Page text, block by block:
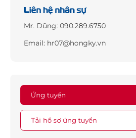
Liên hệ nhân sự
Mr. Dũng:090.289.6750
Email: hr07@hongky.vn
Ứng tuyển
Tải hồ sơ ứng tuyển